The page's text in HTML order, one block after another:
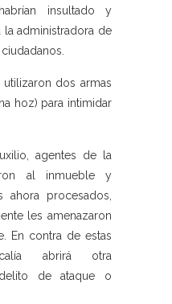
insultado y
administradora de
dos armas
hoz) para intimidar
agentes de la
al inmueble y
ahora procesados,
les amenazaron
En contra de estas
abrirá otra
de ataque o